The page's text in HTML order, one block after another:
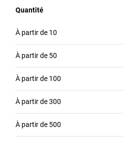
Quantité
À partir de 10
À partir de 50
À partir de 100
À partir de300
À partir de 500